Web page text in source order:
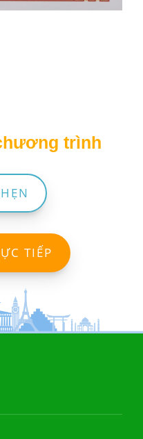
trình
TIẾP